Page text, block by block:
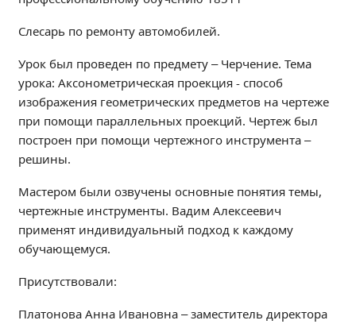
Профориентация
Обращения онлайн
Региональный центр по профилактике ДДТТ
Учебно-производственный комплекс
Центр карьеры
Противодействие коррупции
Всероссийское чемпионатное движение
Региональная инновационная площадка
СВЕДЕНИЯ ОБ ОБРАЗОВАТЕЛЬНОЙ ОРГАНИЗАЦИИ
Основные сведения
Структура и органы управления образовательной
Документы
Слесарь по ремонту автомобилей.
Урок был проведен по предмету – Черчение. Тема
урока: Аксонометрическая проекция - способ
изображения геометрических предметов на чертеже
при помощи параллельных проекций. Чертеж был
построен при помощи чертежного инструмента –
решины.
Мастером были озвучены основные понятия темы,
чертежные инструменты. Вадим Алексеевич
применят индивидуальный подход к каждому
обучающемуся.
Присутствовали:
Платонова Анна Ивановна – заместитель директора